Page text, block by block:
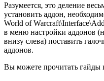
Разумеется, это деление
установить аддон,
World of
в меню настройки аддонов
внизу слева) поставить
аддонов.
Вы можете прочитать